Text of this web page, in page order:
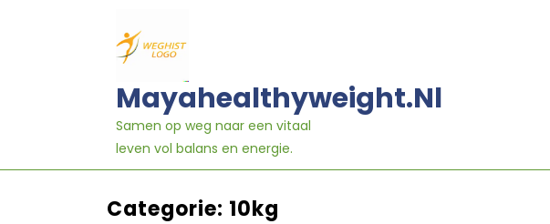
Mayahealthyweight.nl
Samen op weg naar een vitaal
leven vol balans en energie.
Categorie: 10kg